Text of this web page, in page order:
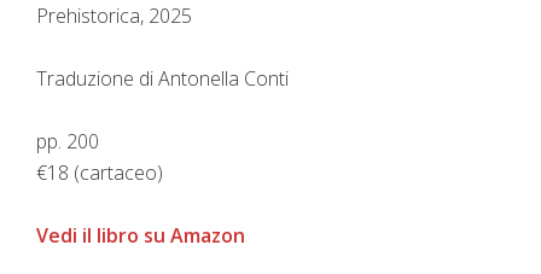
Prehistorica, 2025
Traduzione di Antonella Conti
pp. 200
€18 (cartaceo)
Vedi il libro su Amazon